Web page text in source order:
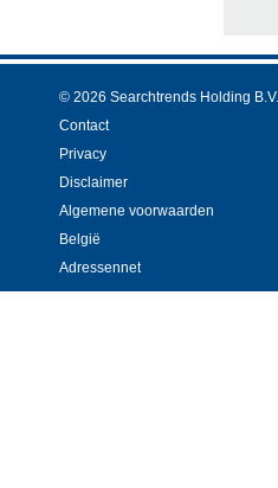
© 2026 Searchtrends Holding B.V.
Contact
Privacy
Disclaimer
Algemene voorwaarden
België
Adressennet